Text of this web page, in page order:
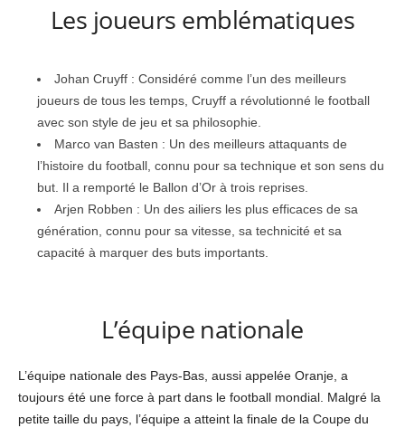
Les joueurs emblématiques
Johan Cruyff : Considéré comme l’un des meilleurs
joueurs de tous les temps, Cruyff a révolutionné le football
avec son style de jeu et sa philosophie.
Marco van Basten : Un des meilleurs attaquants de
l’histoire du football, connu pour sa technique et son sens du
but. Il a remporté le Ballon d’Or à trois reprises.
Arjen Robben : Un des ailiers les plus efficaces de sa
génération, connu pour sa vitesse, sa technicité et sa
capacité à marquer des buts importants.
L’équipe nationale
L’équipe nationale des Pays-Bas, aussi appelée Oranje, a
toujours été une force à part dans le football mondial. Malgré la
petite taille du pays, l’équipe a atteint la finale de la Coupe du